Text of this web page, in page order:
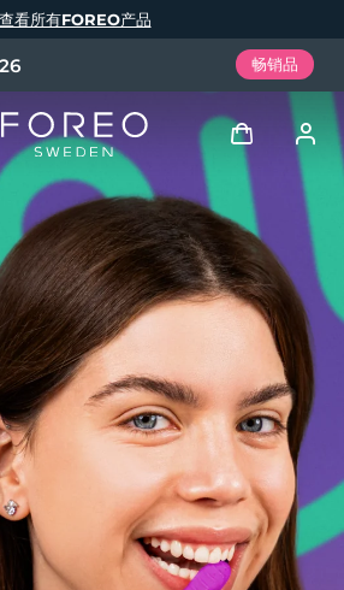
查看所有FOREO产品
畅销品
登录
用户信息
我的设备
我的订单
我的地址
我的订阅
Tech Elixir
Set
Deutsch
Español
Português
Русский
体中文 繁體中文